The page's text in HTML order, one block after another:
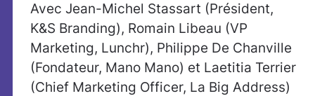
Avec Jean-Michel Stassart (Président,
K&S Branding), Romain Libeau (VP
Marketing, Lunchr), Philippe De Chanville
(Fondateur, Mano Mano) et Laetitia Terrier
(Chief Marketing Officer, La Big Address)